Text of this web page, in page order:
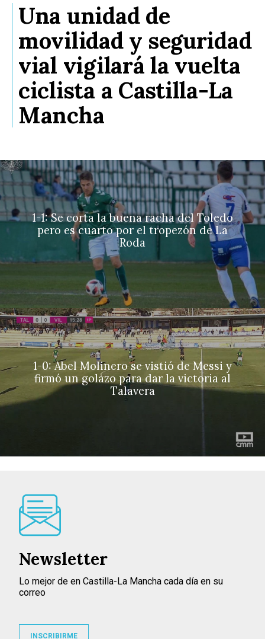
Una unidad de
movilidad y seguridad
vial vigilará la vuelta
ciclista a Castilla-La
Mancha
1-1: Se corta la buena racha del Toledo
pero es cuarto por el tropezón de La
Roda
1-0: Abel Molinero se vistió de Messi y
firmó un golazo para dar la victoria al
Talavera
Newsletter
Lo mejor de en Castilla-La Mancha cada día en su
correo
INSCRIBIRME